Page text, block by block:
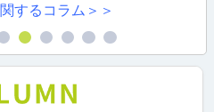
するコラム＞＞